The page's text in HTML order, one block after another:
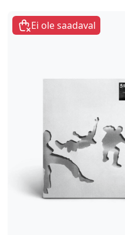
Ei ole saadaval